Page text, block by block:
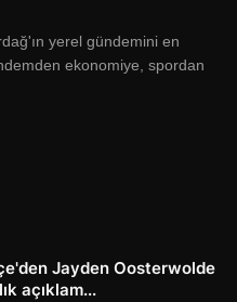
yerel gündemini en
ekonomiye, spordan
Jayden Oosterwolde
açıklam...